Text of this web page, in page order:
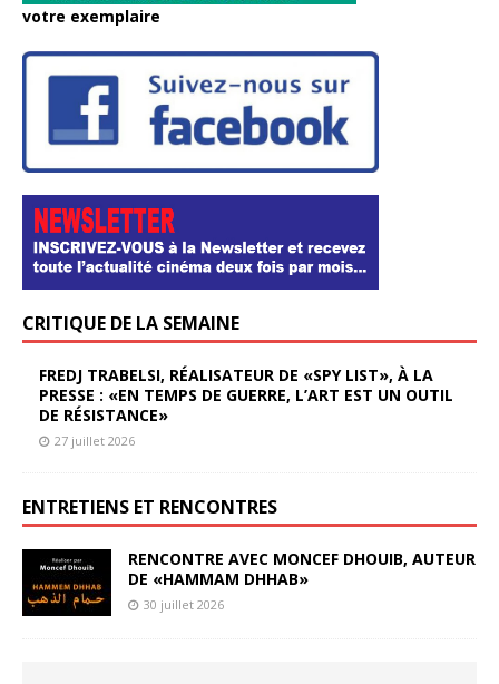
votre exemplaire
CRITIQUE DE LA SEMAINE
FREDJ TRABELSI, RÉALISATEUR DE «SPY LIST», À LA
PRESSE : «EN TEMPS DE GUERRE, L’ART EST UN OUTIL
DE RÉSISTANCE»
27 juillet 2026
ENTRETIENS ET RENCONTRES
RENCONTRE AVEC MONCEF DHOUIB, AUTEUR
DE «HAMMAM DHHAB»
30 juillet 2026